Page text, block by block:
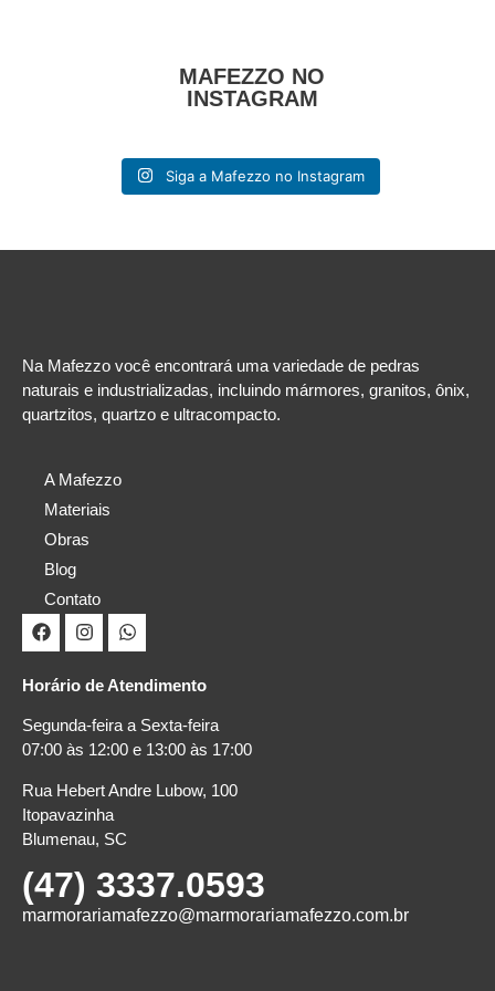
MAFEZZO NO
INSTAGRAM
Siga a Mafezzo no Instagram
Na Mafezzo você encontrará uma variedade de pedras
naturais e industrializadas, incluindo mármores, granitos, ônix,
quartzitos, quartzo e ultracompacto.
A Mafezzo
Materiais
Obras
Blog
Contato
Horário de Atendimento
Segunda-feira a Sexta-feira
07:00 às 12:00 e 13:00 às 17:00
Rua Hebert Andre Lubow, 100
Itopavazinha
Blumenau, SC
(47) 3337.0593
marmorariamafezzo@marmorariamafezzo.com.br